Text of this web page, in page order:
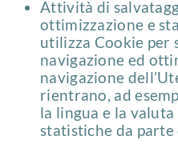
Attività di
ottimizzazione e
utilizza Cookie per
navigazione ed
navigazione
rientrano, ad
la lingua e la
statistiche da